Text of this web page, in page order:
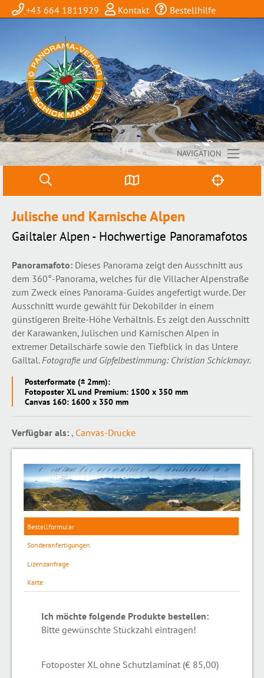
+43 664 1811929 Kontakt Bestellhilfe
NAVIGATION
Julische und Karnische Alpen
Gailtaler Alpen - Hochwertige Panoramafotos
Panoramafoto: Dieses Panorama zeigt den Ausschnitt aus
dem 360°-Panorama, welches für die Villacher Alpenstraße
zum Zweck eines Panorama-Guides angefertigt wurde. Der
Ausschnitt wurde gewählt für Dekobilder in einem
günstigeren Breite-Höhe Verhältnis. Es zeigt den Ausschnitt
der Karawanken, Julischen und Karnischen Alpen in
extremer Detailschärfe sowie den Tiefblick in das Untere
Gailtal.Fotografie und Gipfelbestimmung: Christian Schickmayr.
Posterformate (± 2mm):
Fotoposter XL und Premium: 1500 x 350 mm
Canvas 160: 1600 x 350 mm
Verfügbar als: , Canvas-Drucke
Bestellformular
Sonderanfertigungen
Lizenzanfrage
Karte
Ich möchte folgende Produkte bestellen:
Bitte gewünschte Stückzahl eintragen!
Fotoposter XL ohne Schutzlaminat (€ 85,00)